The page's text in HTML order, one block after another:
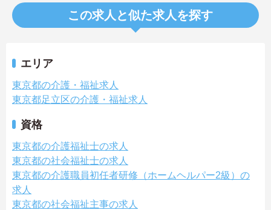
この求人と似た求人を探す
エリア
東京都の介護・福祉求人
東京都足立区の介護・福祉求人
資格
東京都の介護福祉士の求人
東京都の社会福祉士の求人
東京都の介護職員初任者研修（ホームヘルパー2級）の
求人
東京都の社会福祉主事の求人